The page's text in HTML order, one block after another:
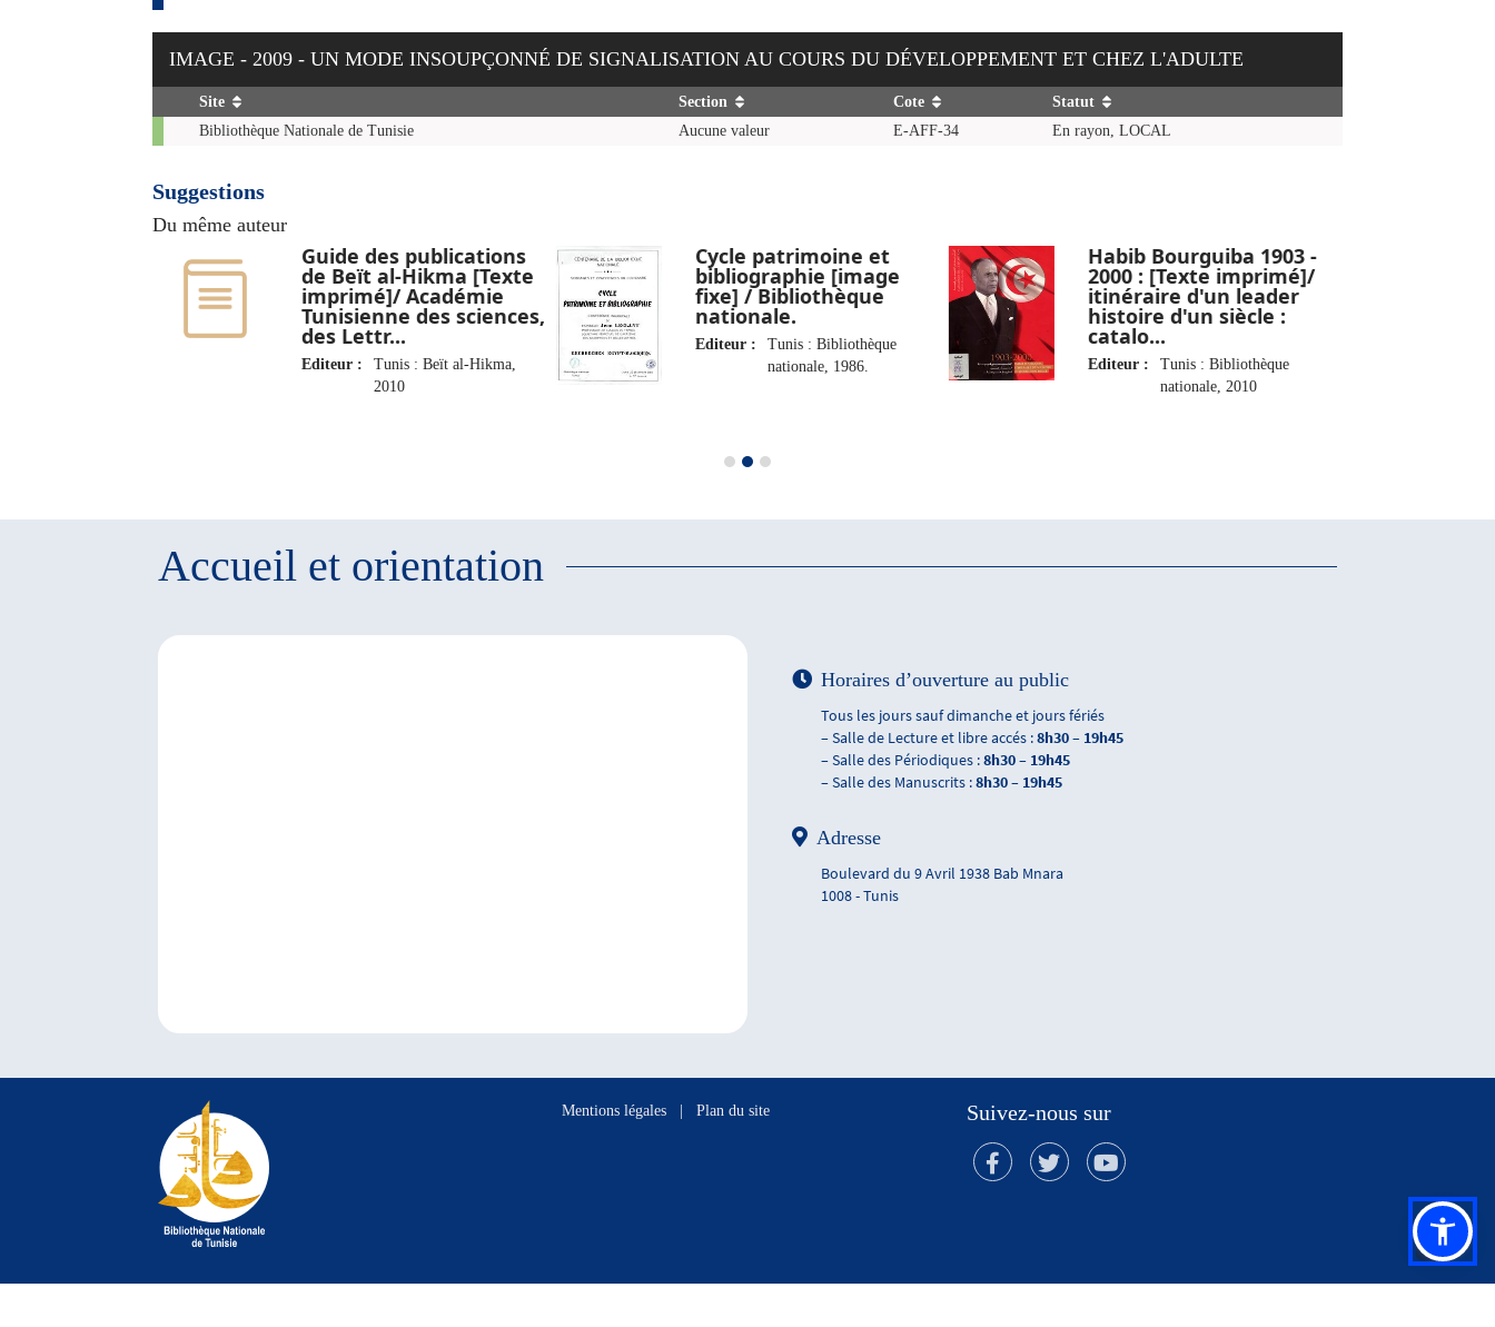
IMAGE - 2009 - UN MODE INSOUPÇONNÉ DE SIGNALISATION AU COURS DU DÉVELOPPEMENT ET CHEZ L'ADULTE
Exemplaires
Site Section Cote
Statut
Bibliothèque Nationale de Tunisie
Aucune valeur E-AFF-34 En rayon, LOCAL
Suggestions
Du même auteur
Cycle patrimoine et
bibliographie [image
fixe] / Bibliothèque
nationale.
Editeur :
Tunis : Bibliothèque
nationale, 1986.
Habib Bourguiba 1903 -
2000 : [Texte imprimé]/
itinéraire d'un leader
histoire d'un siècle :
catalo...
Editeur :
Tunis : Bibliothèque
nationale, 2010
Guide des publications
de Beït al-Hikma [Texte
imprimé]/ Académie
Tunisienne des sciences,
des Lettr...
Editeur :
Tunis : Beït al-Hikma,
2010
Accueil et orientation
Horaires d’ouverture au public
Tous les jours sauf dimanche et jours fériés
– Salle de Lecture et libre accés :8h30 – 19h45
– Salle des Périodiques :8h30 – 19h45
– Salle des Manuscrits :8h30 – 19h45
Adresse
Boulevard du 9 Avril 1938 Bab Mnara
1008 - Tunis
Mentions légales Plan du site Suivez-nous sur